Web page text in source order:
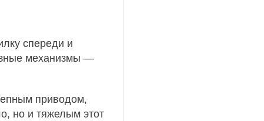
спереди и
механизмы —
приводом,
но и тяжелым этот